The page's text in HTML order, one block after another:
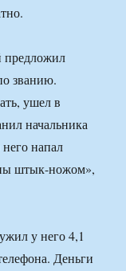
предложил
званию.
ушел в
начальника
напал
штык-ножом»,
у него 4,1
Деньги